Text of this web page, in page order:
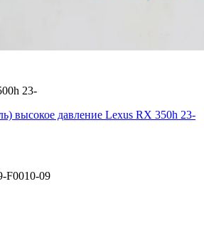
23-
высокое давление Lexus RX 350h 23-
F0010-09